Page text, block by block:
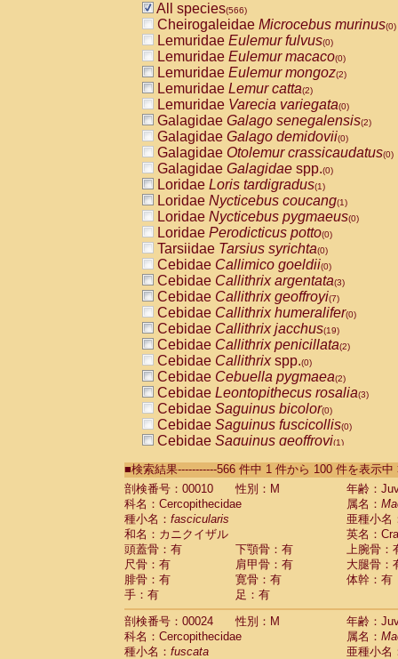
All species(566)
Cheirogaleidae Microcebus murinus(0)
Lemuridae Eulemur fulvus(0)
Lemuridae Eulemur macaco(0)
Lemuridae Eulemur mongoz(2)
Lemuridae Lemur catta(2)
Lemuridae Varecia variegata(0)
Galagidae Galago senegalensis(2)
Galagidae Galago demidovii(0)
Galagidae Otolemur crassicaudatus(0)
Galagidae Galagidae spp.(0)
Loridae Loris tardigradus(1)
Loridae Nycticebus coucang(1)
Loridae Nycticebus pygmaeus(0)
Loridae Perodicticus potto(0)
Tarsiidae Tarsius syrichta(0)
Cebidae Callimico goeldii(0)
Cebidae Callithrix argentata(3)
Cebidae Callithrix geoffroyi(7)
Cebidae Callithrix humeralifer(0)
Cebidae Callithrix jacchus(19)
Cebidae Callithrix penicillata(2)
Cebidae Callithrixspp.(0)
Cebidae Cebuella pygmaea(2)
Cebidae Leontopithecus rosalia(3)
Cebidae Saguinus bicolor(0)
Cebidae Saguinus fuscicollis(0)
Cebidae Saguinus geoffroyi(1)
CebidaeSaguinus labiatus(0)
Cebidae Saguinus leucopus (4)
CebidaeSaguinus midas
CebidaeSaguinus mystax
CebidaeSaguinus nigricollis (12)
Cebidae Saguinus oedipus
Cebidae Saguinus weddelli
Cebidae Saguinusspp.
Cebidae Aotus trivirgatus
Cebidae Cebus albifrons
CebidaeCebus apella
Cebidae
■検索結果-----------566 件中 1 件から 100 件を表示
剖検番号：00010
性別：M
年齢：
科名：Cercopithecidae
属名：
種小名： fascicularis
亜種小名
和名：カニクイザル
英名：
頭蓋骨：有
下顎骨：有
上腕骨：
尺骨：有
肩甲骨：有
大腿骨：
腓骨：有
寛骨：有
体幹：有
手：有
足：有
剖検番号：00024
性別：M
年齢：
科名：Cercopithecidae
属名：
種小名： fuscata
亜種小名